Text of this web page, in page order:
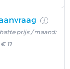
prijs / maand:
€ 11